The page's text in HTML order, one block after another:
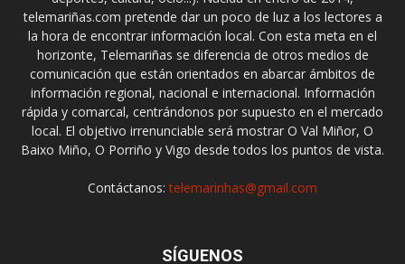
telemariñas.com pretende dar un poco de luz a los lectores a
la hora de encontrar información local. Con esta meta en el
horizonte, Telemariñas se diferencia de otros medios de
comunicación que están orientados en abarcar ámbitos de
información regional, nacional e internacional. Información
rápida y comarcal, centrándonos por supuesto en el mercado
local. El objetivo irrenunciable será mostrar O Val Miñor, O
Baixo Miño, O Porriño y Vigo desde todos los puntos de vista.
Contáctanos:telemarinhas@gmail.com
SÍGUENOS